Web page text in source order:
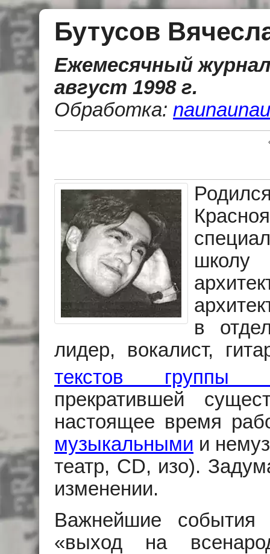
Бутусов
Ежемесячный
август 1998 г.
Обработка:
в
лидер, вокалист,
текстов группы
прекратившей
настоящее время
музыкальными и
театр, CD, изо).
изменении.
Важнейшие
«выход на